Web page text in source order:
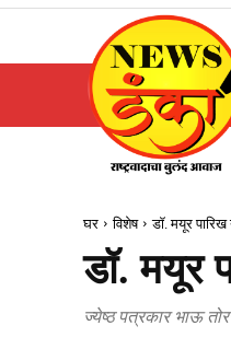
घर विशेष डॉ. मयूर पारिख
डॉ. मयूर
ज्येष्ठ पत्रकार भाऊ